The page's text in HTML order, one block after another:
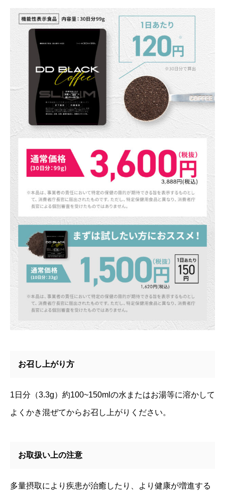
お召し上がり方
1日分（3.3g）約100~150mlの水またはお湯等に溶かして
よくかき混ぜてからお召し上がりください。
お取扱い上の注意
多量摂取により疾患が治癒したり、より健康が増進する